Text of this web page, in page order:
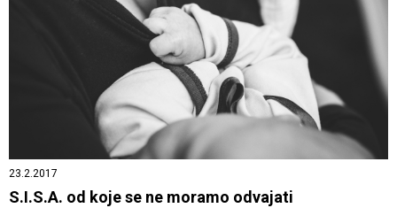
23.2.2017
S.I.S.A. od koje se ne moramo odvajati